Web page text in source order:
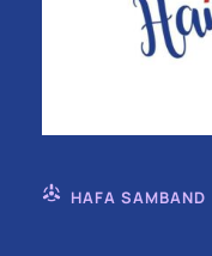
HAFA SAMBAND